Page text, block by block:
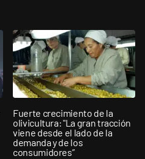
Fuerte crecimiento de la
olivicultura: "La gran tracción
viene desde el lado de la
demanda y de los
consumidores”